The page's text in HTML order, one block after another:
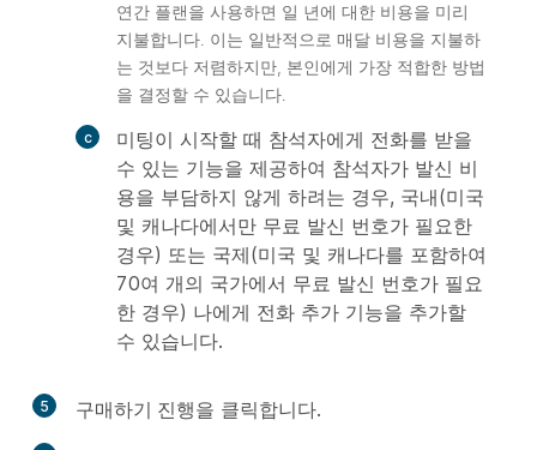
연간 플랜을 사용하면 일 년에 대한 비용을 미리
지불합니다. 이는 일반적으로 매달 비용을 지불하
는 것보다 저렴하지만, 본인에게 가장 적합한 방법
을 결정할 수 있습니다.
미팅이 시작할 때 참석자에게 전화를 받을
수 있는 기능을 제공하여 참석자가 발신 비
용을 부담하지 않게 하려는 경우, 국내(미국
및 캐나다에서만 무료 발신 번호가 필요한
경우) 또는 국제(미국 및 캐나다를 포함하여
70여 개의 국가에서 무료 발신 번호가 필요
한 경우) 나에게 전화 추가 기능을 추가할
수 있습니다.
5 구매하기 진행을 클릭합니다.